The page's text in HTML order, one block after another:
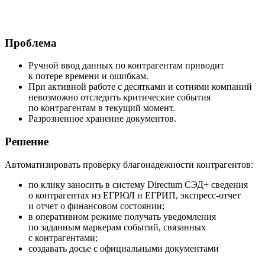
Проблема
Ручной ввод данных по контрагентам приводит
к потере времени и ошибкам.
При активной работе с десятками и сотнями компаний
невозможно отследить критические события
по контрагентам в текущий момент.
Разрозненное хранение документов.
Решение
Автоматизировать проверку благонадежности контрагентов:
по клику заносить в систему Directum СЭД+ сведения
о контрагентах из ЕГРЮЛ и ЕГРИП, экспресс-отчет
и отчет о финансовом состоянии;
в оперативном режиме получать уведомления
по заданным маркерам событий, связанных
с контрагентами;
создавать досье с официальными документами